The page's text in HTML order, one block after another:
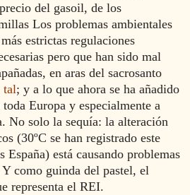
del gasoil, de los
Los problemas ambientales
estrictas regulaciones
pero que han sido mal
en aras del sacrosanto
tal; y a lo que ahora se ha añadido
Europa y especialmente a
No solo la sequía: la alteración
(30ºC se han registrado este
España) está causando problemas
Y como guinda del pastel, el
representa el REI.